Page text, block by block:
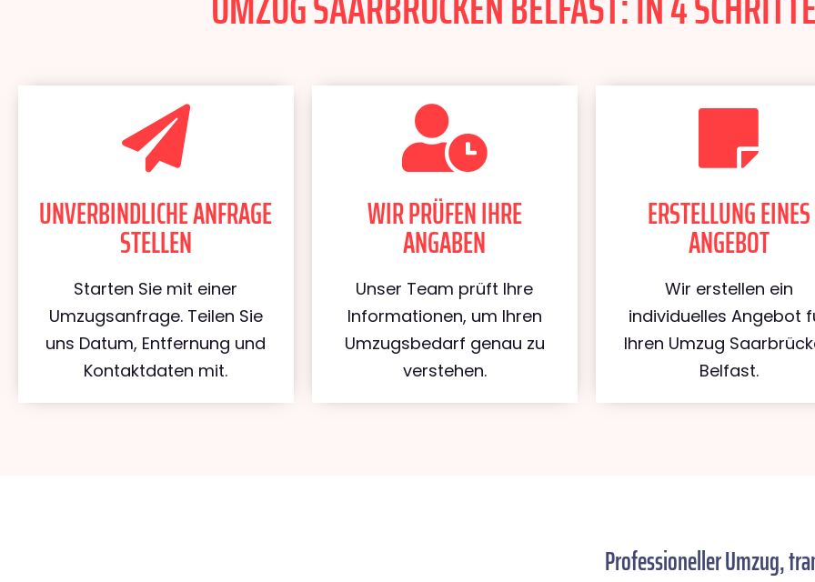
UNVERBINDLICHE ANFRAGE
STELLEN
Starten Sie mit einer
Umzugsanfrage. Teilen Sie
uns Datum, Entfernung und
Kontaktdaten mit.
WIR PRÜFEN IHRE
ANGABEN
Unser Team prüft Ihre
Informationen, um Ihren
Umzugsbedarf genau zu
verstehen.
ERSTELLUNG EINES
ANGEBOT
Wir erstellen ein
individuelles Angebot
Ihren Umzug
Belfast.
Professioneller Umzug,